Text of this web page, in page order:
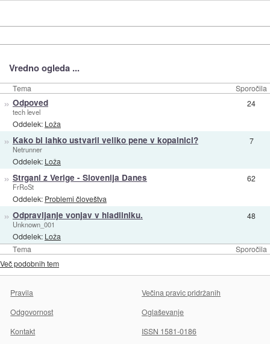
Vredno ogleda ...
Tema Sporočila
Tema Sporočila
» Odpoved
tech level
Oddelek: Loža
24
» Kako bi lahko ustvaril veliko pene v kopalnici?
Netrunner
Oddelek: Loža
7
» Strgani z Verige - Slovenija Danes
FrRoSt
Oddelek: Problemi človeštva
62
» Odpravljanje vonjav v hladilniku.
Unknown_001
Oddelek: Loža
48
Več podobnih tem
Pravila
Večina pravic pridržanih
Odgovornost
Oglaševanje
Kontakt
ISSN 1581-0186